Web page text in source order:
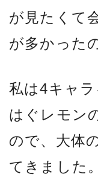
が見たくて
が多かった
私は4キャ
はぐレモン
ので、大体
てきました。